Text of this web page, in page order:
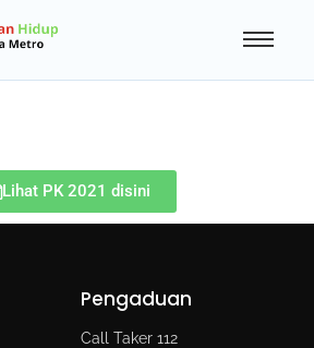
Lihat PK 2021 disini
Pengaduan
Call Taker 112